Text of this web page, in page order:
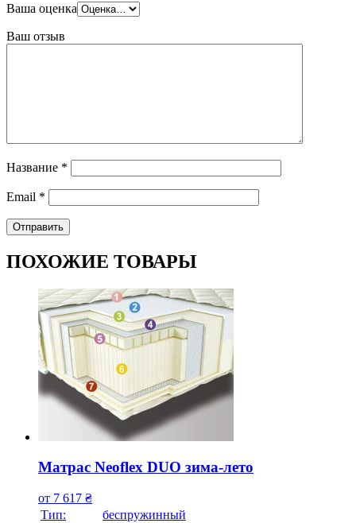
Ваша оценка
Ваш отзыв
Название *
Email *
ПОХОЖИЕ ТОВАРЫ
Матрас Neoflex DUO зима-лето
от 7 617 ₴
Тип:
беспружинный